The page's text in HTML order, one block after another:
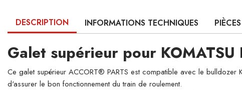
DESCRIPTION INFORMATIONS TECHNIQUES
Galet supérieur pour KOMATSU
Ce galet supérieur ACCORT® PARTS est compatible avec le
d'assurer le bon fonctionnement du train de roulement.